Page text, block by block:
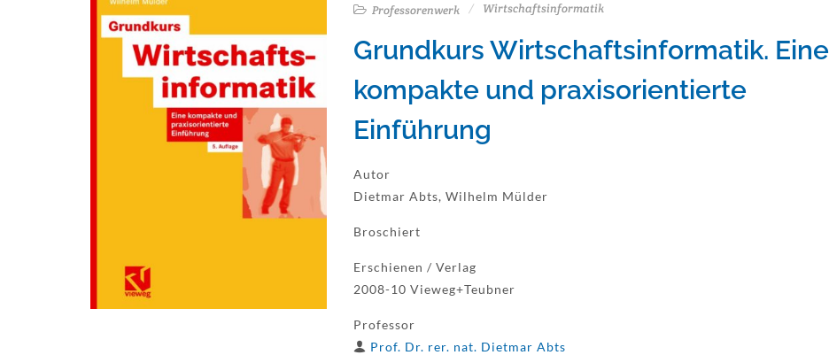
Professorenwerk
Wirtschaftsinformatik
Grundkurs Wirtschaftsinformatik. Eine
kompakte und praxisorientierte
Einführung
Autor
Dietmar Abts, Wilhelm Mülder
Broschiert
Erschienen / Verlag
2008-10 Vieweg+Teubner
Professor
Prof. Dr. rer. nat. Dietmar Abts